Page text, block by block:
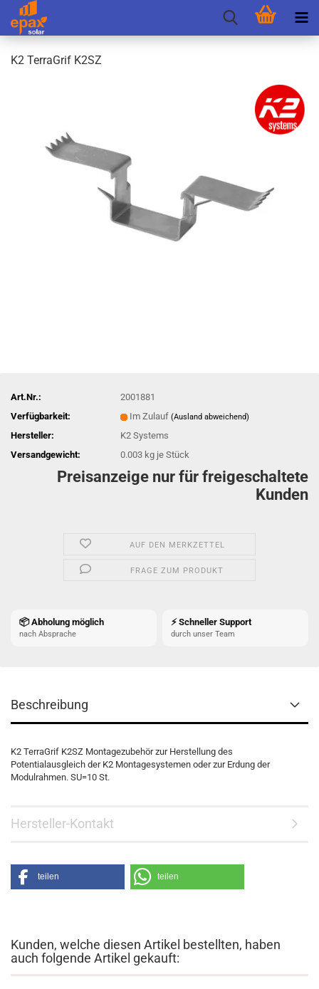
K2 Ter­raGrif K2SZ
Art.Nr.:
2001881
Verfügbarkeit:
Im Zulauf (Ausland abweichend)
Hersteller:
K2 Systems
Versandgewicht:
0.003 kg je Stück
Preisanzeige nur für freigeschaltete
Kunden
AUF DEN MERKZETTEL
FRAGE ZUM PRODUKT
📦 Abholung möglich
nach Absprache
⚡ Schneller Support
durch unser Team
Beschreibung
K2 TerraGrif K2SZ Montagezubehör zur Herstellung des
Potentialausgleich der K2 Montagesystemen oder zur Erdung der
Modulrahmen. SU=10 St.
Hersteller-Kontakt
teilen teilen
Kunden, welche diesen Artikel bestellten, haben
auch folgende Artikel gekauft: